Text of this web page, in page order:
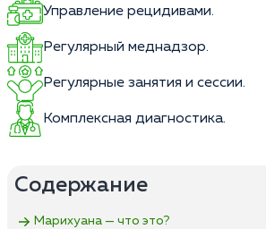
Управление рецидивами.
Регулярный меднадзор.
Регулярные занятия и сессии.
Комплексная диагностика.
Содержание
Марихуана — что это?